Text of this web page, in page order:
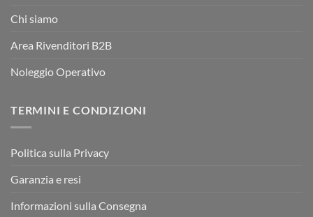
Chi siamo
Area Rivenditori B2B
Noleggio Operativo
TERMINI E CONDIZIONI
Politica sulla Privacy
Garanzia e resi
Informazioni sulla Consegna